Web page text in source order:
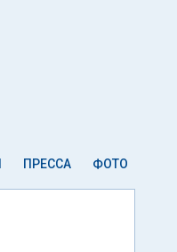
ПРЕССА ФОТО